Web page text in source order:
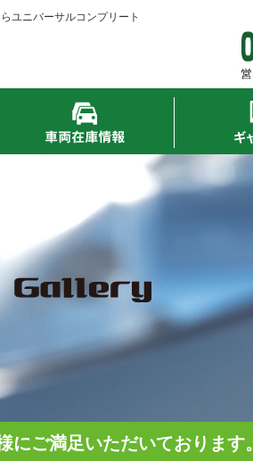
ユニバーサルコンプリート
にご満足いただいております。